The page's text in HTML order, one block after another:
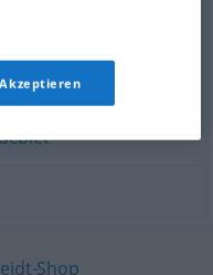
,Forschungsgebiet
Akzeptieren